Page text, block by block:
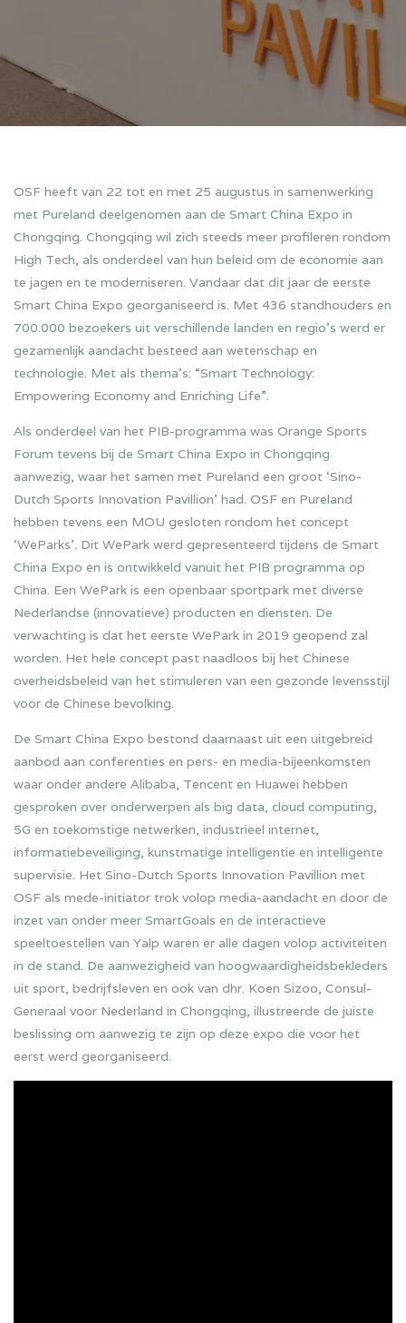
OSF heeft van 22 tot en met 25 augustus in samenwerking
met Pureland deelgenomen aan de Smart China Expo in
Chongqing. Chongqing wil zich steeds meer profileren rondom
High Tech, als onderdeel van hun beleid om de economie aan
te jagen en te moderniseren. Vandaar dat dit jaar de eerste
Smart China Expo georganiseerd is. Met 436 standhouders en
700.000 bezoekers uit verschillende landen en regio’s werd er
gezamenlijk aandacht besteed aan wetenschap en
technologie. Met als thema’s: “Smart Technology:
Empowering Economy and Enriching Life”.
Als onderdeel van het PIB-programma was Orange Sports
Forum tevens bij de Smart China Expo in Chongqing
aanwezig, waar het samen met Pureland een groot ‘Sino-
Dutch Sports Innovation Pavillion’ had. OSF en Pureland
hebben tevens een MOU gesloten rondom het concept
‘WeParks’. Dit WePark werd gepresenteerd tijdens de Smart
China Expo en is ontwikkeld vanuit het PIB programma op
China. Een WePark is een openbaar sportpark met diverse
Nederlandse (innovatieve) producten en diensten. De
verwachting is dat het eerste WePark in 2019 geopend zal
worden. Het hele concept past naadloos bij het Chinese
overheidsbeleid van het stimuleren van een gezonde levensstijl
voor de Chinese bevolking.
De Smart China Expo bestond daarnaast uit een uitgebreid
aanbod aan conferenties en pers- en media-bijeenkomsten
waar onder andere Alibaba, Tencent en Huawei hebben
gesproken over onderwerpen als big data, cloud computing,
5G en toekomstige netwerken, industrieel internet,
informatiebeveiliging, kunstmatige intelligentie en intelligente
supervisie. Het Sino-Dutch Sports Innovation Pavillion met
OSF als mede-initiator trok volop media-aandacht en door de
inzet van onder meer SmartGoals en de interactieve
speeltoestellen van Yalp waren er alle dagen volop activiteiten
in de stand. De aanwezigheid van hoogwaardigheidsbekleders
uit sport, bedrijfsleven en ook van dhr. Koen Sizoo, Consul-
Generaal voor Nederland in Chongqing, illustreerde de juiste
beslissing om aanwezig te zijn op deze expo die voor het
eerst werd georganiseerd.